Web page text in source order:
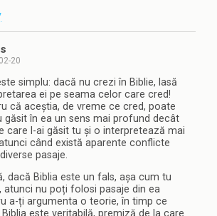
20
simplu: dacă nu crezi în Biblie, lasă
ei pe seama celor care cred!
că aceștia, de vreme ce cred, poate
găsit în ea un sens mai profund decât
care l-ai găsit tu și o interpretează mai
când există aparente conflicte
pasaje.
dacă Biblia este un fals, așa cum tu
atunci nu poți folosi pasaje din ea
a-ți argumenta o teorie, în timp ce